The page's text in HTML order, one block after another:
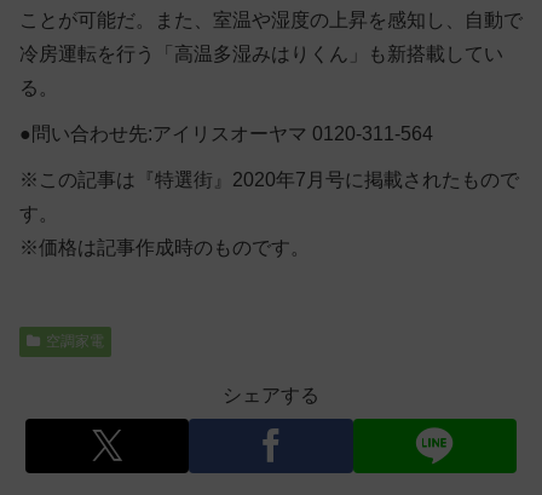
ことが可能だ。また、室温や湿度の上昇を感知し、自動で
冷房運転を行う「高温多湿みはりくん」も新搭載してい
る。
●問い合わせ先:アイリスオーヤマ 0120-311-564
※この記事は『特選街』2020年7月号に掲載されたもので
す。
※価格は記事作成時のものです。
空調家電
シェアする